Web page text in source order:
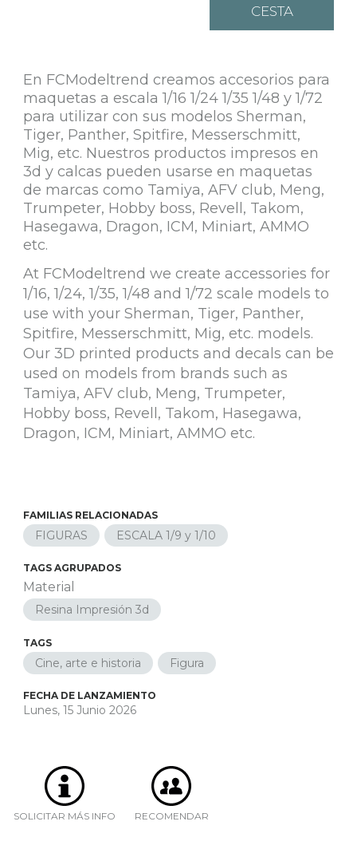
CESTA
En FCModeltrend creamos accesorios para
maquetas a escala 1/16 1/24 1/35 1/48 y 1/72
para utilizar con sus modelos Sherman,
Tiger, Panther, Spitfire, Messerschmitt,
Mig, etc. Nuestros productos impresos en
3d y calcas pueden usarse en maquetas
de marcas como Tamiya, AFV club, Meng,
Trumpeter, Hobby boss, Revell, Takom,
Hasegawa, Dragon, ICM, Miniart, AMMO
etc.
At FCModeltrend we create accessories for
1/16, 1/24, 1/35, 1/48 and 1/72 scale models to
use with your Sherman, Tiger, Panther,
Spitfire, Messerschmitt, Mig, etc. models.
Our 3D printed products and decals can be
used on models from brands such as
Tamiya, AFV club, Meng, Trumpeter,
Hobby boss, Revell, Takom, Hasegawa,
Dragon, ICM, Miniart, AMMO etc.
FAMILIAS RELACIONADAS
FIGURAS ESCALA 1/9 y 1/10
TAGS AGRUPADOS
Material
Resina Impresión 3d
TAGS
Cine, arte e historia Figura
FECHA DE LANZAMIENTO
Lunes, 15 Junio 2026
SOLICITAR MÁS INFO RECOMENDAR